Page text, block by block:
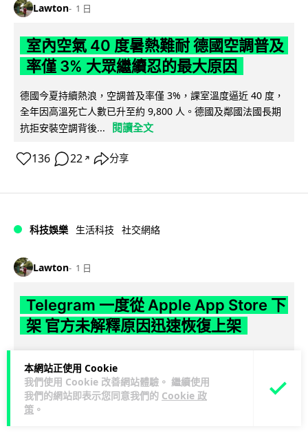
本網站正使用 Cookie
我們使用 Cookie 改善網站體驗。 繼續使用
我們的網站即表示您同意我們的 Cookie 政
策 。
Lawton 1 日
室內空氣 40 度暑熱難耐 德國空調普及
率僅 3% 大眾繼續忍的最大原因
德國今夏持續熱浪，空調普及率僅 3%，課室溫度逼近 40 度，
全年因高溫死亡人數已升至約 9,800 人。德國及鄰國法國長期
抗拒安裝空調背後...
閱讀全文
136 22 ↗ 分享
科技娛樂 生活科技 社交網絡
Lawton 1 日
Telegram 一度從 Apple App Store 下
架 官方未解釋原因迅速恢復上架
法下載，惟已於短時間內恢復上架。Apple 及 Tel...
80 3↗ 分享